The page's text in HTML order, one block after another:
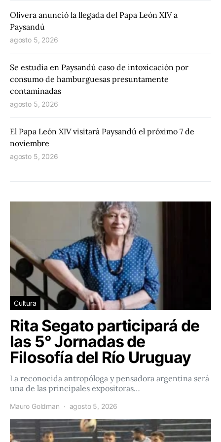
Olivera anunció la llegada del Papa León XIV a
Paysandú
agosto 5, 2026
Se estudia en Paysandú caso de intoxicación por
consumo de hamburguesas presuntamente
contaminadas
agosto 5, 2026
El Papa León XIV visitará Paysandú el próximo 7 de
noviembre
agosto 5, 2026
Cultura
Rita Segato participará de
las 5° Jornadas de
Filosofía del Río Uruguay
La reconocida antropóloga y pensadora argentina será
una de las principales expositoras…
Mauro Goldman agosto 5, 2026